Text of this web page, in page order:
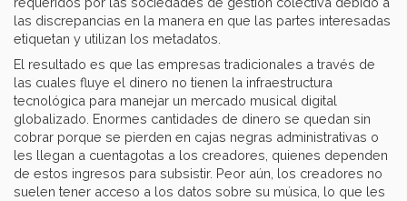
las discrepancias en la manera en que las partes interesadas
etiquetan y utilizan los metadatos.
El resultado es que las empresas tradicionales a través de
las cuales fluye el dinero no tienen la infraestructura
tecnológica para manejar un mercado musical digital
globalizado. Enormes cantidades de dinero se quedan sin
cobrar porque se pierden en cajas negras administrativas o
les llegan a cuentagotas a los creadores, quienes dependen
de estos ingresos para subsistir. Peor aún, los creadores no
suelen tener acceso a los datos sobre su música, lo que les